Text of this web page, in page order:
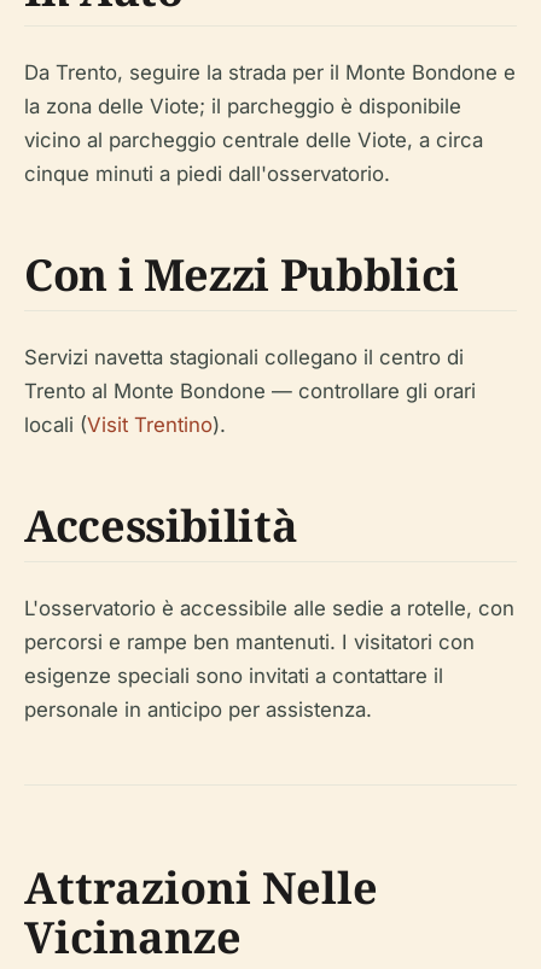
Da Trento, seguire la strada per il Monte Bondone e
la zona delle Viote; il parcheggio è disponibile
vicino al parcheggio centrale delle Viote, a circa
cinque minuti a piedi dall'osservatorio.
Con i Mezzi Pubblici
Servizi navetta stagionali collegano il centro di
Trento al Monte Bondone — controllare gli orari
locali (Visit Trentino).
Accessibilità
L'osservatorio è accessibile alle sedie a rotelle, con
percorsi e rampe ben mantenuti. I visitatori con
esigenze speciali sono invitati a contattare il
personale in anticipo per assistenza.
Attrazioni Nelle
Vicinanze